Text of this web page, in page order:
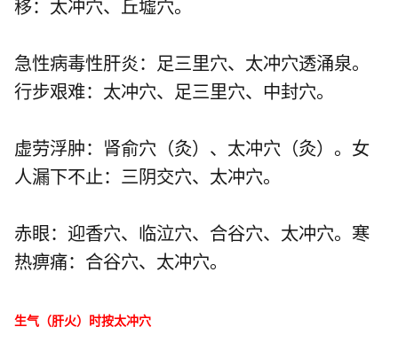
移：太冲穴、 丘墟穴。
急性病毒性肝炎： 足三里穴、太冲穴透涌泉。
行步艰难：太冲穴、 足三里穴、 中封穴。
虚劳浮肿： 肾俞穴 （灸）、 太冲穴 （灸）。女
人漏下不止： 三阴交穴、太冲穴。
赤眼： 迎香穴、 临泣穴、 合谷穴、太冲穴。寒
热痹痛： 合谷穴、太冲穴。
生气（肝火）时按太冲穴